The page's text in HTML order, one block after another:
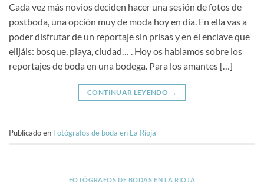
Cada vez más novios deciden hacer una sesión de fotos de
postboda, una opción muy de moda hoy en día. En ella vas a
poder disfrutar de un reportaje sin prisas y en el enclave que
elijáis: bosque, playa, ciudad… . Hoy os hablamos sobre los
reportajes de boda en una bodega. Para los amantes […]
CONTINUAR LEYENDO →
Publicado en Fotógrafos de boda en La Rioja
FOTÓGRAFOS DE BODAS EN LA RIOJA